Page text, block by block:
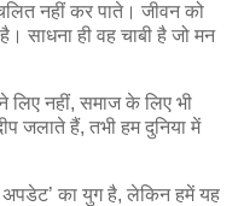
नहीं कर पाते। जीवन को
साधना ही वह चाबी है जो मन
लिए नहीं, समाज के लिए भी
जलाते हैं, तभी हम दुनिया में
का युग है, लेकिन हमें यह